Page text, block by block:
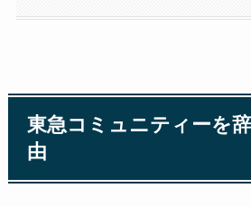
東急コミュニティーを
由